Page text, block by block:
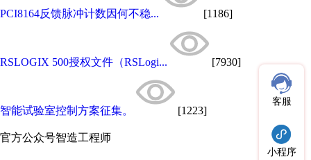
PCI8164反馈脉冲计数因何不稳... [1186]
RSLOGIX 500授权文件（RSLogi... [7930]
智能试验室控制方案征集。 [1223]
官方公众号智造工程师
客服
小程序